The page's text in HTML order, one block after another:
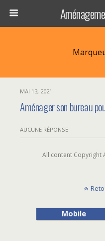
MAI 13, 2021
Aménager son bureau
AUCUNE RÉPONSE
All content Copyright
Mobile